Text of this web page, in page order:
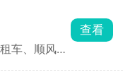
易用，且平
差提供全面
车、顺风
查看